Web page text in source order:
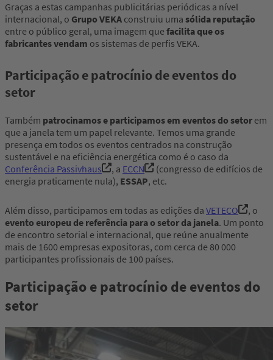
Graças a estas campanhas publicitárias periódicas a nível
internacional, o Grupo VEKA construiu uma sólida reputação
entre o público geral, uma imagem quefacilita que os
fabricantes vendam os sistemas de perfis VEKA.
Participação e patrocínio de eventos do
setor
Também patrocinamos e participamos em eventos do setor em
que a janela tem um papel relevante. Temos uma grande
presença em todos os eventos centrados na construção
sustentável e na eficiência energética como é o caso da
Conferência Passivhaus
, a ECCN
(congresso de edifícios de
energia praticamente nula), ESSAP, etc.
Além disso, participamos em todas as edições da VETECO
, o
evento europeu de referência para o setor da janela. Um ponto
de encontro setorial e internacional, que reúne anualmente
mais de 1600 empresas expositoras, com cerca de 80 000
participantes profissionais de 100 países.
Participação e patrocínio de eventos do
setor